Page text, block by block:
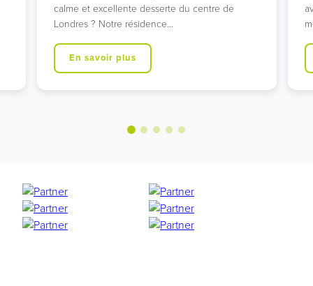
calme et excellente desserte du centre de
Londres ? Notre résidence…
En savoir plus